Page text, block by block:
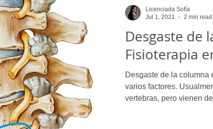
Desgaste de
Fisioterapia
Desgaste de la columna
varios factores.
vertebras, pero vienen
Licenciada Sofía
Jul 1, 2021
2 min read